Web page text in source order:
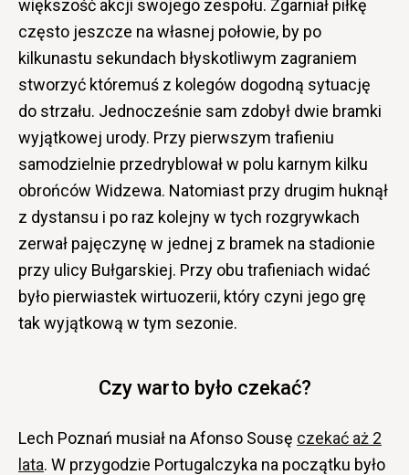
większość akcji swojego zespołu. Zgarniał piłkę
często jeszcze na własnej połowie, by po
kilkunastu sekundach błyskotliwym zagraniem
stworzyć któremuś z kolegów dogodną sytuację
do strzału. Jednocześnie sam zdobył dwie bramki
wyjątkowej urody. Przy pierwszym trafieniu
samodzielnie przedryblował w polu karnym kilku
obrońców Widzewa. Natomiast przy drugim huknął
z dystansu i po raz kolejny w tych rozgrywkach
zerwał pajęczynę w jednej z bramek na stadionie
przy ulicy Bułgarskiej. Przy obu trafieniach widać
było pierwiastek wirtuozerii, który czyni jego grę
tak wyjątkową w tym sezonie.
Czy warto było czekać?
Lech Poznań musiał na Afonso Sousę czekać aż 2
lata. W przygodzie Portugalczyka na początku było